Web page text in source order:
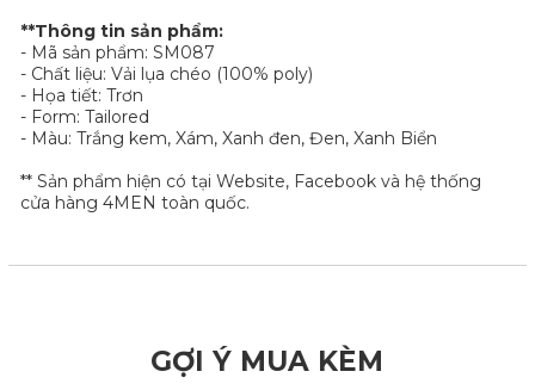
**Thông tin sản phẩm:
- Mã sản phẩm: SM087
- Chất liệu: Vải lụa chéo (100% poly)
- Họa tiết: Trơn
- Form: Tailored
- Màu: Trắng kem, Xám, Xanh đen, Đen, Xanh Biển
** Sản phẩm hiện có tại Website, Facebook và hệ thống
cửa hàng 4MEN toàn quốc.
GỢI Ý MUA KÈM